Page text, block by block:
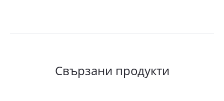
Свързани продукти